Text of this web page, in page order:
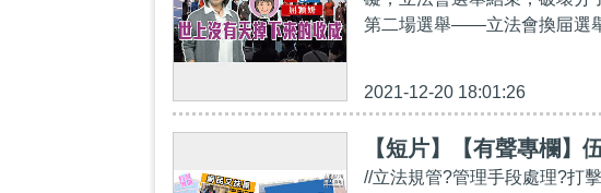
第二場選舉——立法會換屇選
2021-12-20 18:01:26
【短片】【有聲專欄】
//立法規管?管理手段處理?打